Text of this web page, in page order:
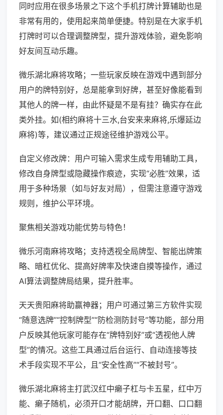
同时应用在很多场景之下这个手机打牌计算辅助也是
非常有用的，使用起来简单便捷。特别是在大家手机
打牌时可以合理调整牌型，提升游戏体验，避免影响
好友间互动乐趣。
微乐湖北麻将攻略；一些玩家反映在游戏中遇到部分
用户的牌特别好，总是能拿到好牌，甚至好像能看到
其他人的牌一样，由此怀疑是不是有挂？确实存在此
类外挂。如(相约麻将十三水,台安来来麻将,乐爆延边
麻将)等，建议通过正规途径维护游戏公平。
自定义修改牌：用户可输入需求生成专用辅助工具，
修改自身牌型或隐藏操作痕迹，实现“必胜”效果，适
用于多种场景（如与好友对局），但需注意遵守游戏
规则，维护公平环境。
聚焦相关游戏功能优势与特色！
微乐河南麻将攻略；支持透视全局牌型、智能出牌策
略、暗杠优化、提高好牌率及快速自摸等操作，通过
AI算法调整牌局结果，提升胜率。
天天贵阳麻将助赢神器；用户可通过第三方软件实现
“随意选牌”“控制牌型”“防检测防封号”等功能，部分用
户反映其他玩家可能存在“牌特别好”或“透视他人牌
型”的情况。这些工具通过后台运行、自动连接等技
术手段实现不平公，且“安全性高”“不被封号”。
微乐湖北麻将主打武汉红中癞子杠与卡五星，红中万
能、癞子随机，必须开口才能胡牌，开口翻、口口翻